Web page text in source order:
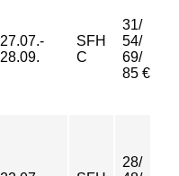
27.07.-
28.09.
SFH
C
31/
54/
69/
85 €
28/